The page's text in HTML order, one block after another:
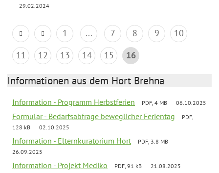
29.02.2024
1 ... 7 8 9
10
11
12 13 14 15 16
Informationen aus dem Hort Brehna
Information - Programm Herbstferien PDF, 4 MB 06.10.2025
Formular - Bedarfsabfrage beweglicher Ferientag
PDF,
128 kB
02.10.2025
Information - Elternkuratorium Hort
PDF, 3.8 MB
26.09.2025
Information - Projekt Mediko PDF, 91 kB 21.08.2025